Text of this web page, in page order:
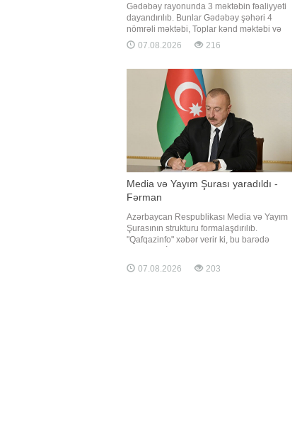
Gədəbəy rayonunda 3 məktəbin fəaliyyəti
dayandırılıb. Bunlar Gədəbəy şəhəri 4
nömrəli məktəbi, Toplar kənd məktəbi və
Günəşli kənd məktəbidir. Məlumata görə,
məktəblərin fəaliyyəti dayandırılarkən
aşağı olması göstərilib. Bəs bağlanan
məktəblərin şagirdləri təhsillərin
07.08.2026 216
Media və Yayım Şurası yaradıldı -
Fərman
Azərbaycan Respublikası Media və Yayım
Şurasının strukturu formalaşdırılıb.
"Qafqazinfo" xəbər verir ki, bu barədə
Fərmana əsasən, Media və Yayım Şurası
Audiovizual Şuranın hüquqi varisidir, onun
07.08.2026 203